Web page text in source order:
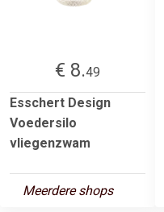
€ 8.49
Esschert Design
Voedersilo
vliegenzwam
Meerdere shops